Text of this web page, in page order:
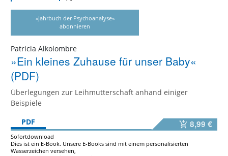
»Jahrbuch der Psychoanalyse«
abonnieren
Patricia Alkolombre
»Ein kleines Zuhause für unser Baby«
(PDF)
Überlegungen zur Leihmutterschaft anhand einiger
Beispiele
PDF
8,99 €
Sofortdownload
Dies ist ein E-Book. Unsere E-Books sind mit einem personalisierten
Wasserzeichen versehen,